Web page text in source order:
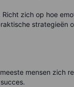
Richt zich op hoe
strategieën
mensen zich